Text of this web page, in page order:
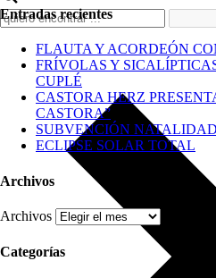
Entradas recientes
FLAUTA Y ACORDEÓN
FRÍVOLAS Y
CUPLÉ
CASTORA HERZ
CASTORA”
SUBVENCIÓN NATALIDAD
ECLIPSE SOLAR TOTAL
Archivos
Archivos
Categorías